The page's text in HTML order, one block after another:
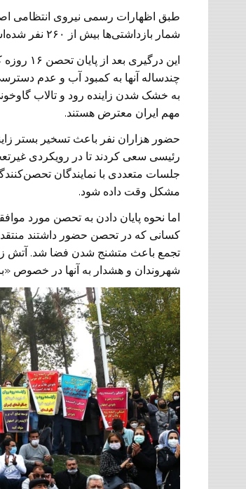
شمار بازداشتی‌ها بیش از ۲۶۰ نفر شده‌است.
این
چندساله آنها به کمبود آب و عدم
به خشک شدن زاینده رود و تالاب
مهم ایران معترض هستند.
حضور هزاران نفر باعث تسخیر بستر
رئیسی سعی کردند تا در رویکردی
جلسات متعددی با نمایندگان
مشکل وقت داده شود.
اما نحوه پایان دادن به تحصن مورد
کسانی که در تحصن حضور داشتند منتقد
تجمع باعث متشنج شدن فضا شد. آتش
شهروندان و هشدار به آنها در خصوص